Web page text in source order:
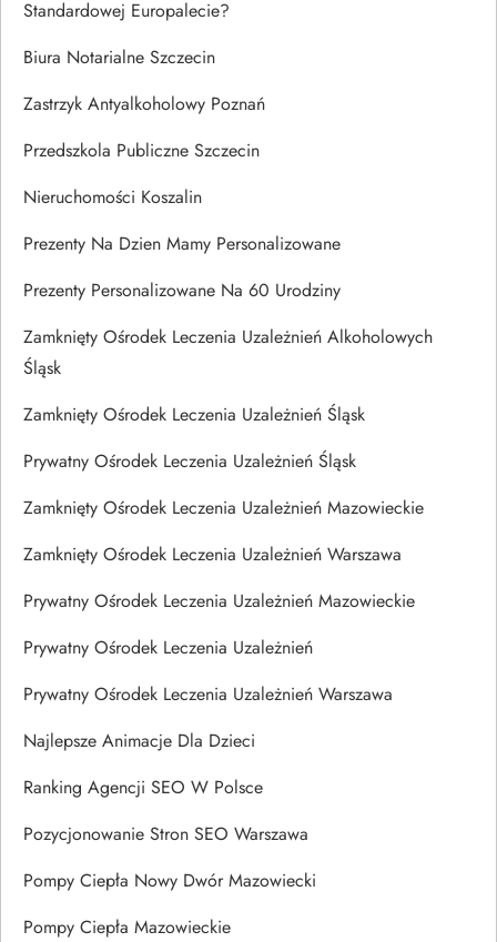
Standardowej Europalecie?
Biura Notarialne Szczecin
Zastrzyk Antyalkoholowy Poznań
Przedszkola Publiczne Szczecin
Nieruchomości Koszalin
Prezenty Na Dzien Mamy Personalizowane
Prezenty Personalizowane Na 60 Urodziny
Zamknięty Ośrodek Leczenia Uzależnień Alkoholowych
Śląsk
Zamknięty Ośrodek Leczenia Uzależnień Śląsk
Prywatny Ośrodek Leczenia Uzależnień Śląsk
Zamknięty Ośrodek Leczenia Uzależnień Mazowieckie
Zamknięty Ośrodek Leczenia Uzależnień Warszawa
Prywatny Ośrodek Leczenia Uzależnień Mazowieckie
Prywatny Ośrodek Leczenia Uzależnień
Prywatny Ośrodek Leczenia Uzależnień Warszawa
Najlepsze Animacje Dla Dzieci
Ranking Agencji SEO W Polsce
Pozycjonowanie Stron SEO Warszawa
Pompy Ciepła Nowy Dwór Mazowiecki
Pompy Ciepła Mazowieckie